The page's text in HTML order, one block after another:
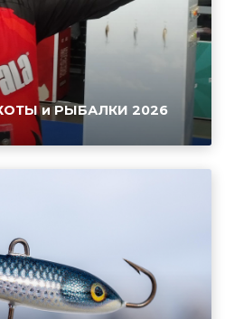
и РЫБАЛКИ 2026